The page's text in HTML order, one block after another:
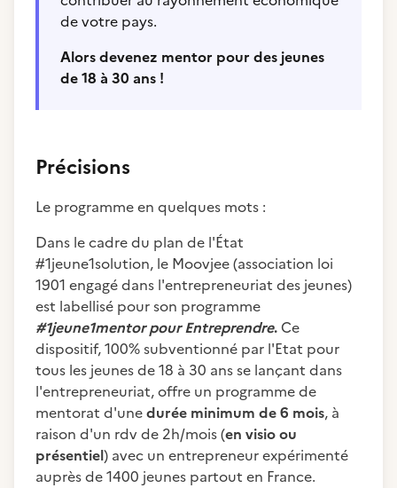
de votre pays.
Alors devenez mentor pour des jeunes
de 18 à 30 ans !
Précisions
Le programme en quelques mots :
Dans le cadre du plan de l'État
#1jeune1solution, le Moovjee (association loi
1901 engagé dans l'entrepreneuriat des jeunes)
est labellisé pour son programme
#1jeune1mentor pour Entreprendre. Ce
dispositif, 100% subventionné par l'Etat pour
tous les jeunes de 18 à 30 ans se lançant dans
l'entrepreneuriat, offre un programme de
mentorat d'unedurée minimum de 6 mois, à
raison d'un rdv de 2h/mois (en visio ou
présentiel) avec un entrepreneur expérimenté
auprès de 1400 jeunes partout en France.